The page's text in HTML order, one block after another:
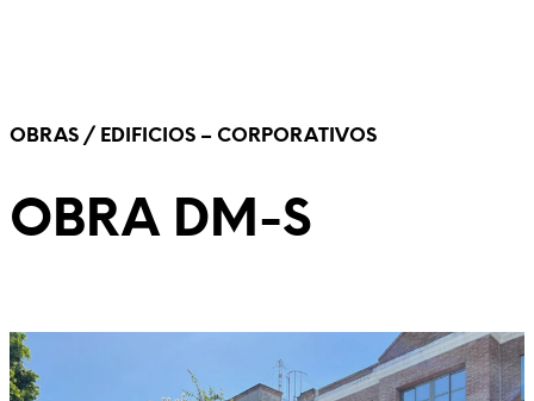
OBRAS / EDIFICIOS – CORPORATIVOS
OBRA DM-S